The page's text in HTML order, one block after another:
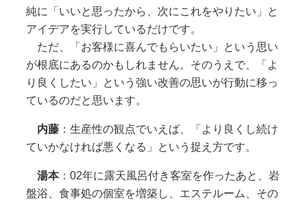
純に「いいと思ったから、次にこれをやりたい」と
アイデアを実行しているだけです。
ただ、「お客様に喜んでもらいたい」という思い
が根底にあるのかもしれません。そのうえで、「よ
り良くしたい」という強い改善の思いが行動に移っ
ているのだと思います。
内藤：生産性の観点でいえば、「より良くし続け
ていかなければ悪くなる」という捉え方です。
湯本：02年に露天風呂付き客室を作ったあと、岩
盤浴、食事処の個室を増築し、エステルーム、その